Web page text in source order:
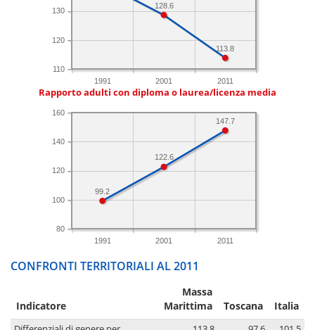
1991 2001 2011
110
120
130
113.8
128.6
Rapporto adulti con diploma o laurea/licenza media
1991 2001 2011
80
100
120
140
160
147.7
122.6
99.2
CONFRONTI TERRITORIALI AL 2011
Indicatore
Massa
Marittima
Toscana Italia